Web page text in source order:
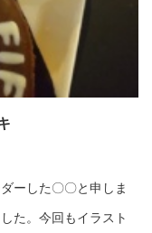
ーした〇〇と申しま
た。今回もイラスト